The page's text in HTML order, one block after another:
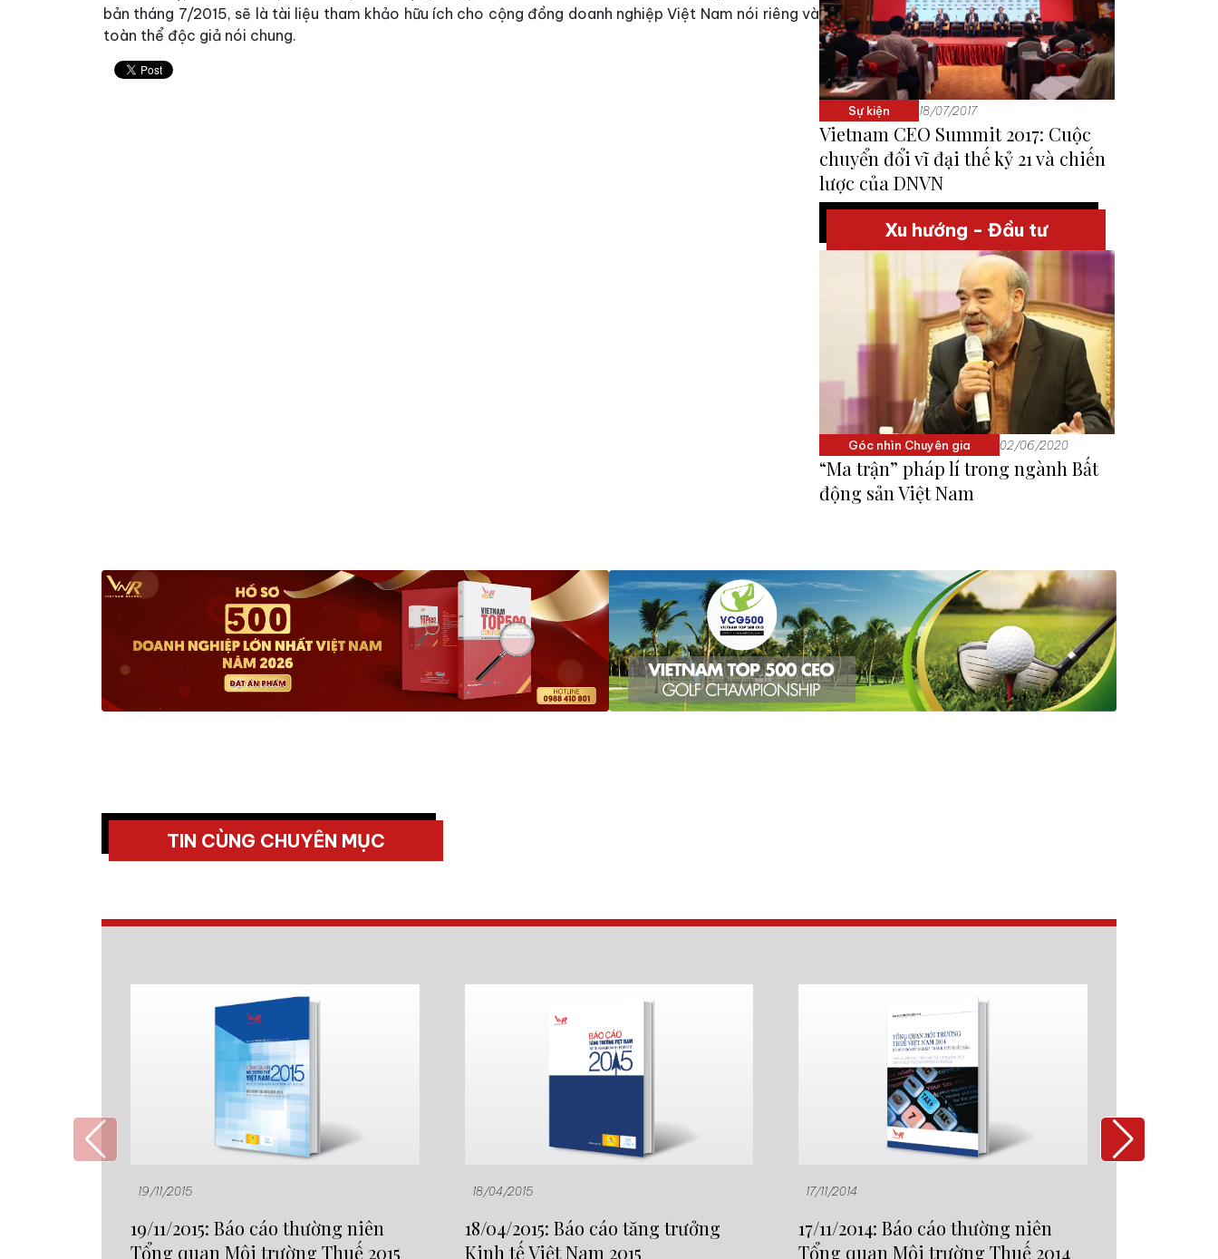
bản tháng 7/2015, sẽ là tài liệu tham khảo hữu ích cho cộng đồng doanh nghiệp Việt Nam nói riêng và
toàn thể độc giả nói chung.
Sự kiện 18/07/2017
Vietnam CEO Summit 2017: Cuộc
chuyển đổi vĩ đại thế kỷ 21 và chiến
lược của DNVN
Xu hướng - Đầu tư
Góc nhìn Chuyên gia 02/06/2020
“Ma trận” pháp lí trong ngành Bất
động sản Việt Nam
TIN CÙNG CHUYÊN MỤC
19/11/2015
19/11/2015: Báo cáo thường niên
Tổng quan Môi trường Thuế 2015
18/04/2015
18/04/2015: Báo cáo tăng trưởng
Kinh tế Việt Nam 2015
17/11/2014
17/11/2014: Báo cáo thường niên
Tổng quan Môi trường Thuế 2014